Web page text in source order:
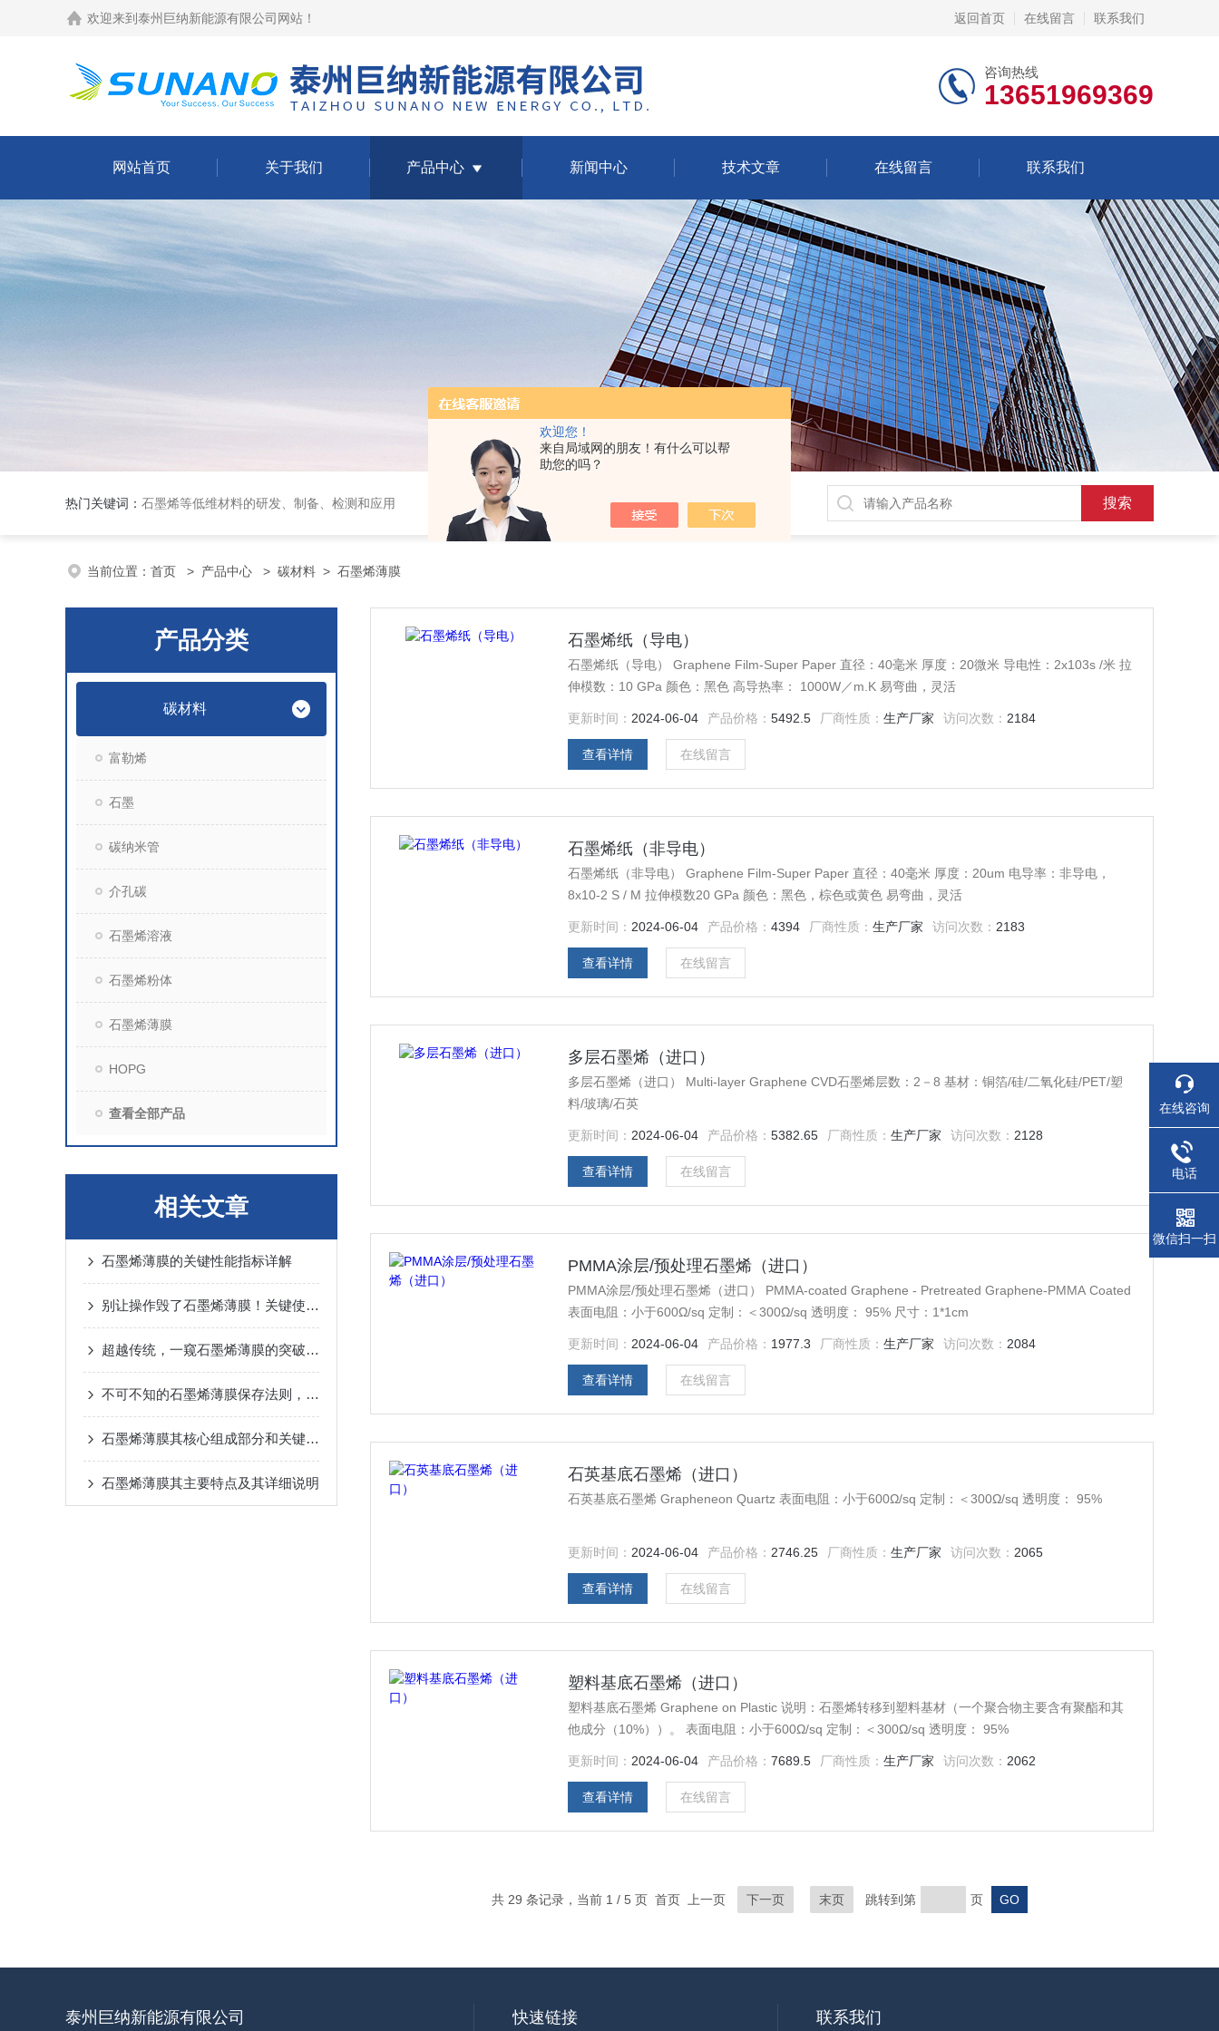
欢迎您！
来自局域网的朋友！有什么可以帮
助您的吗？
欢迎来到 泰州巨纳新能源有限公司网站 ！ 返回首页 在线留言 联系我们
咨询热线
13651969369
网站首页 关于我们 产品中心 新闻中心 技术文章 在线留言 联系我们
热门关键词： 石墨烯等低维材料的研发、制备、检测和应用
当前位置： 首页 > 产品中心 > 碳材料 > 石墨烯薄膜
产品分类
碳材料
富勒烯
石墨
碳纳米管
介孔碳
石墨烯溶液
石墨烯粉体
石墨烯薄膜
HOPG
查看全部产品
相关文章
石墨烯薄膜的关键性能指标详解
别让操作毁了石墨烯薄膜！关键使用要点，看完少走弯路
超越传统，一窥石墨烯薄膜的突破性应用
不可不知的石墨烯薄膜保存法则，延长使用寿命！
石墨烯薄膜其核心组成部分和关键特征如下
石墨烯薄膜其主要特点及其详细说明
石墨烯纸（导电）
石墨烯纸（导电） Graphene Film-Super Paper 直径：40毫米 厚度：20微米 导电性：2x103s /米 拉
伸模数：10 GPa 颜色：黑色 高导热率： 1000W／m.K 易弯曲，灵活
更新时间： 2024-06-04 产品价格：5492.5 厂商性质：生产厂家 访问次数： 2184
查看详情 在线留言
石墨烯纸（非导电）
石墨烯纸（非导电） Graphene Film-Super Paper 直径：40毫米 厚度：20um 电导率：非导电，
8x10-2 S / M 拉伸模数20 GPa 颜色：黑色，棕色或黄色 易弯曲，灵活
更新时间： 2024-06-04 产品价格：4394 厂商性质：生产厂家 访问次数： 2183
查看详情 在线留言
多层石墨烯（进口）
多层石墨烯（进口） Multi-layer Graphene CVD石墨烯层数：2－8 基材：铜箔/硅/二氧化硅/PET/塑
料/玻璃/石英
更新时间： 2024-06-04 产品价格：5382.65 厂商性质：生产厂家 访问次数： 2128
查看详情 在线留言
PMMA涂层/预处理石墨烯（进口）
PMMA涂层/预处理石墨烯（进口） PMMA-coated Graphene - Pretreated Graphene-PMMA Coated
表面电阻：小于600Ω/sq 定制：＜300Ω/sq 透明度： 95% 尺寸：1*1cm
更新时间： 2024-06-04 产品价格： 1977.3 厂商性质：生产厂家 访问次数： 2084
查看详情 在线留言
石英基底石墨烯（进口）
石英基底石墨烯 Grapheneon Quartz 表面电阻：小于600Ω/sq 定制：＜300Ω/sq 透明度： 95%
更新时间： 2024-06-04 产品价格： 2746.25 厂商性质：生产厂家 访问次数： 2065
查看详情 在线留言
塑料基底石墨烯（进口）
塑料基底石墨烯 Graphene on Plastic 说明：石墨烯转移到塑料基材（一个聚合物主要含有聚酯和其
他成分（10%））。 表面电阻：小于600Ω/sq 定制：＜300Ω/sq 透明度： 95%
更新时间： 2024-06-04 产品价格：7689.5 厂商性质：生产厂家 访问次数： 2062
查看详情 在线留言
共 29 条记录，当前 1 / 5 页 首页 上一页 下一页 末页 跳转到第 页
泰州巨纳新能源有限公司 快速链接 联系我们
在线咨询
电话
微信扫一扫